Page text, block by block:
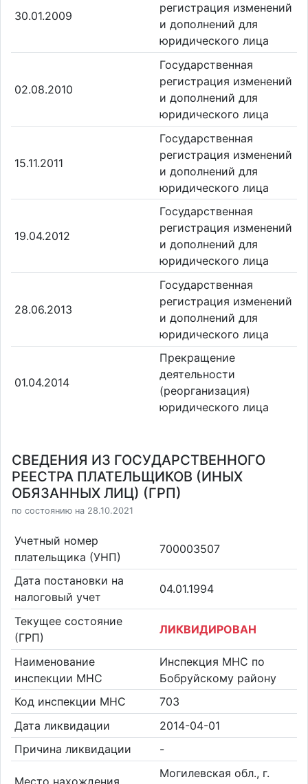
30.01.2009
регистрация изменений
и дополнений для
юридического лица
02.08.2010
Государственная
регистрация изменений
и дополнений для
юридического лица
15.11.2011
Государственная
регистрация изменений
и дополнений для
юридического лица
19.04.2012
Государственная
регистрация изменений
и дополнений для
юридического лица
28.06.2013
Государственная
регистрация изменений
и дополнений для
юридического лица
01.04.2014
Прекращение
деятельности
(реорганизация)
юридического лица
СВЕДЕНИЯ ИЗ ГОСУДАРСТВЕННОГО
РЕЕСТРА ПЛАТЕЛЬЩИКОВ (ИНЫХ
ОБЯЗАННЫХ ЛИЦ) (ГРП)
по состоянию на 28.10.2021
Учетный номер
плательщика (УНП)
700003507
Дата постановки на
налоговый учет
04.01.1994
Текущее состояние
(ГРП)
ЛИКВИДИРОВАН
Наименование
инспекции МНС
Инспекция МНС по
Бобруйскому району
Код инспекции МНС
703
Дата ликвидации
2014-04-01
Причина ликвидации
-
Место нахождения
Могилевская обл., г.